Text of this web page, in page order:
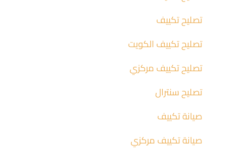
تصليح تكييف
تصليح تكييف الكويت
تصليح تكييف مركزي
تصليح سنترال
صيانة تكييف
صيانة تكييف مركزي